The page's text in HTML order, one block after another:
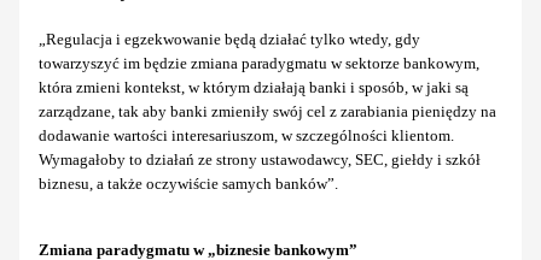
„Regulacja i egzekwowanie będą działać tylko wtedy, gdy
towarzyszyć im będzie zmiana paradygmatu w sektorze bankowym,
która zmieni kontekst, w którym działają banki i sposób, w jaki są
zarządzane, tak aby banki zmieniły swój cel z zarabiania pieniędzy na
dodawanie wartości interesariuszom, w szczególności klientom.
Wymagałoby to działań ze strony ustawodawcy, SEC, giełdy i szkół
biznesu, a także oczywiście samych banków”.
Zmiana paradygmatu w „biznesie bankowym”